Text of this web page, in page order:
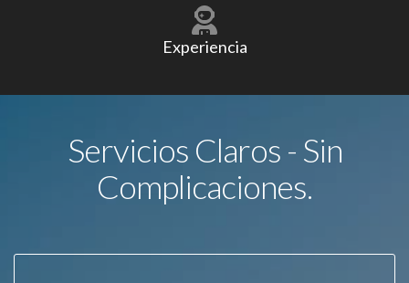
Experiencia
Servicios Claros - Sin
Complicaciones.